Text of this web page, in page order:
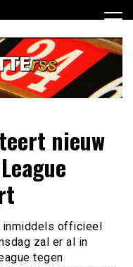
nieuw
inmiddels officieel
zal er al in
tegen